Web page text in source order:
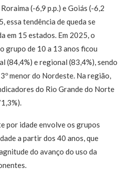
(-6,9 p.p.) e Goiás (-6,2
essa tendência de queda se
em 15 estados. Em 2025, o
grupo de 10 a 13 anos ficou
(84,4%) e regional (83,4%), sendo
menor do Nordeste. Na região,
do Rio Grande do Norte
por idade envolve os grupos
a partir dos 40 anos, que
do avanço do uso da